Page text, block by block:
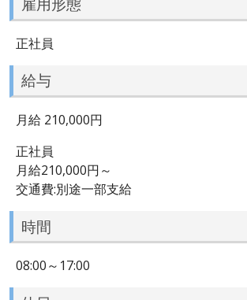
正社員
給与
月給 210,000円
正社員
月給210,000円～
交通費:別途一部支給
時間
08:00～17:00